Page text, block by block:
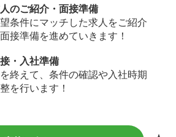
のご紹介・面接準備
条件にマッチした求人をご紹介
接準備を進めていきます！
・入社準備
終えて、条件の確認や入社時期
を行います！